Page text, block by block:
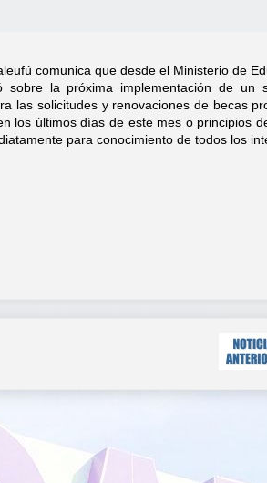
comunica que desde el Ministerio de
sobre la próxima implementación de un
las solicitudes y renovaciones de becas
los últimos días de este mes o principios
para conocimiento de todos los